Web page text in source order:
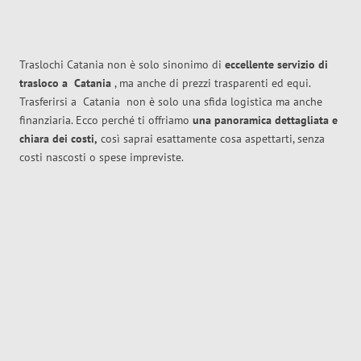
Traslochi Catania non è solo sinonimo di eccellente servizio di
trasloco a Catania , ma anche di prezzi trasparenti ed equi.
Trasferirsi a Catania non è solo una sfida logistica ma anche
finanziaria. Ecco perché ti offriamo una panoramica dettagliata e
chiara dei costi, così saprai esattamente cosa aspettarti, senza
costi nascosti o spese impreviste.